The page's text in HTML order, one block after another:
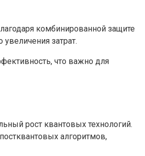
комбинированной защите
затрат.
что важно для
рост квантовых технологий.
алгоритмов,